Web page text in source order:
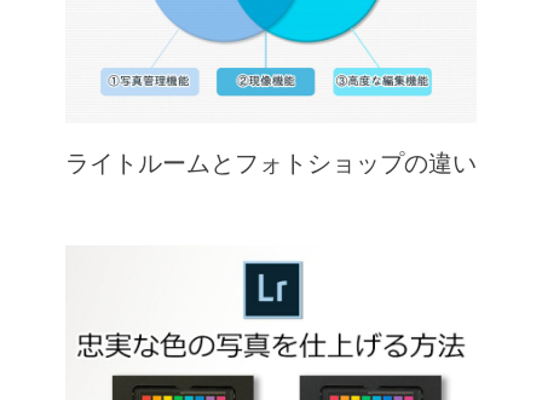
ライトルームとフォトショップの違い